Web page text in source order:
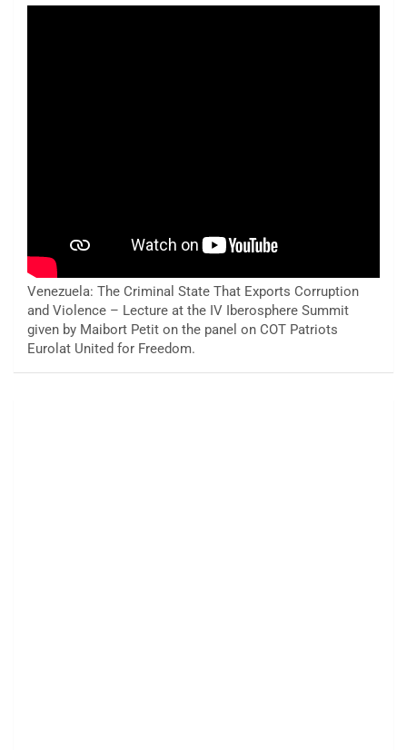
Venezuela: The Criminal State That Exports Corruption
and Violence – Lecture at the IV Iberosphere Summit
given by Maibort Petit on the panel on COT Patriots
Eurolat United for Freedom.